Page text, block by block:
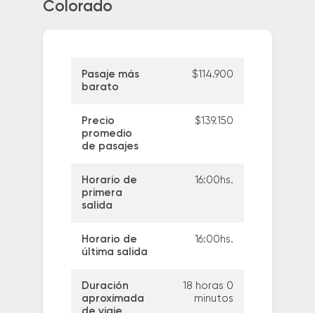
Colorado
Pasaje más
barato
$114.900
Precio
promedio
de pasajes
$139.150
Horario de
primera
salida
16:00hs.
Horario de
última salida
16:00hs.
Duración
aproximada
18 horas 0
minutos